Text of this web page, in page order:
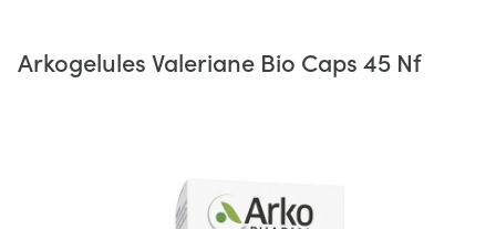
Arkogelules Valeriane Bio Caps 45 Nf